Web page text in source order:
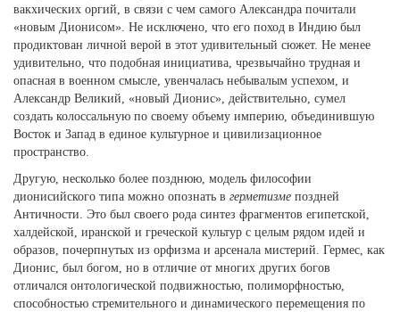
вакхических оргий, в связи с чем самого Александра почитали
«новым Дионисом». Не исключено, что его поход в Индию был
продиктован личной верой в этот удивительный сюжет. Не менее
удивительно, что подобная инициатива, чрезвычайно трудная и
опасная в военном смысле, увенчалась небывалым успехом, и
Александр Великий, «новый Дионис», действительно, сумел
создать колоссальную по своему объему империю, объединившую
Восток и Запад в единое культурное и цивилизационное
пространство.
Другую, несколько более позднюю, модель философии
дионисийского типа можно опознать в герметизме поздней
Античности. Это был своего рода синтез фрагментов египетской,
халдейской, иранской и греческой культур с целым рядом идей и
образов, почерпнутых из орфизма и арсенала мистерий. Гермес, как
Дионис, был богом, но в отличие от многих других богов
отличался онтологической подвижностью, полиморфностью,
способностью стремительного и динамического перемещения по